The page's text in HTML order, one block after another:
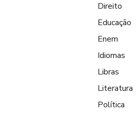
Direito
Educação
Enem
Idiomas
Libras
Literatura
Política